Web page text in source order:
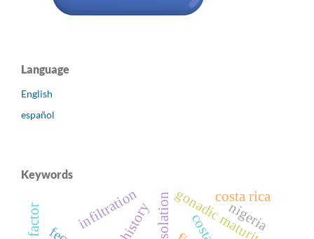
Language
English
español
Keywords
gonadic maturity
isolation
infiltration costa rica
nigeria